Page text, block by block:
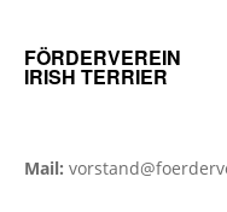
FÖRDERVEREIN
IRISH TERRIER
Mail: